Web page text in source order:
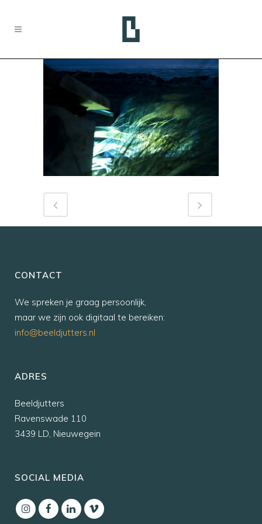
CONTACT
We spreken je graag persoonlijk,
maar we zijn ook digitaal te bereiken:
info@beeldjutters.nl
ADRES
Beeldjutters
Ravenswade 110
3439 LD, Nieuwegein
SOCIAL MEDIA